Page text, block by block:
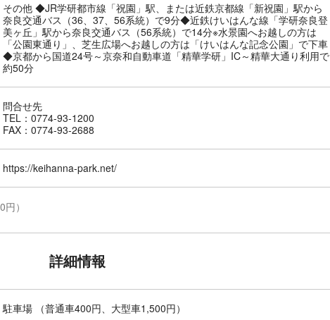
その他 ◆JR学研都市線「祝園」駅、または近鉄京都線「新祝園」駅から
奈良交通バス（36、37、56系統）で9分◆近鉄けいはんな線「学研奈良登
美ヶ丘」駅から奈良交通バス（56系統）で14分※水景園へお越しの方は
「公園東通り」、芝生広場へお越しの方は「けいはんな記念公園」で下車
◆京都から国道24号～京奈和自動車道「精華学研」IC～精華大通り利用で
約50分
問合せ先
TEL：0774-93-1200
FAX：0774-93-2688
https://keihanna-park.net/
）
詳細情報
駐車場 （普通車400円、大型車1,500円）